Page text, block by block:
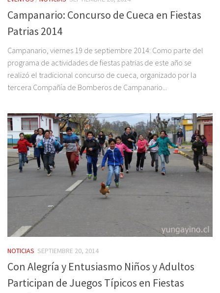
Campanario: Concurso de Cueca en Fiestas
Patrias 2014
Campanario, viernes 19 de septiembre 2014: Como parte del
programa de actividades de fiestas patrias de este año se
realizó el tradicional concurso de cueca, organizado por la
tercera Compañía de Bomberos de Campanario...
NOTICIAS SEPTIEMBRE 20, 2014
Con Alegría y Entusiasmo Niños y Adultos
Participan de Juegos Típicos en Fiestas